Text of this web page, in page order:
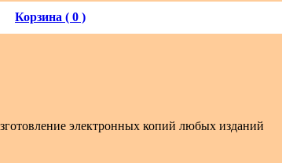
Корзина ( 0 )
электронных копий любых изданий